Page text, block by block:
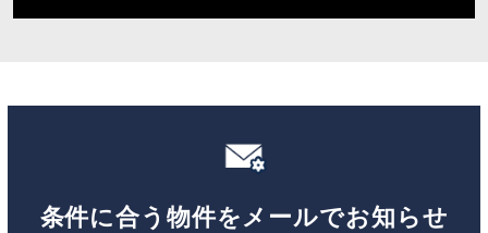
条件に合う物件をメールでお知らせ